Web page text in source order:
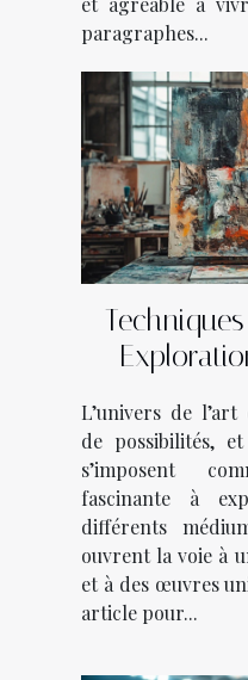
paragraphes...
L’univers de
de possibilités,
s’imposent
fascinante à
différents
ouvrent la voie à
et à des œuvres
article pour...